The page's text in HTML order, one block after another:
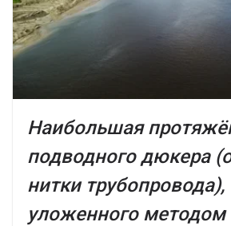
Наибольшая
подводного дюкера
нитки трубопровода),
уложенного методом